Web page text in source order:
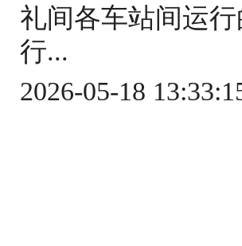
礼间各车站间运
行...
2026-05-18